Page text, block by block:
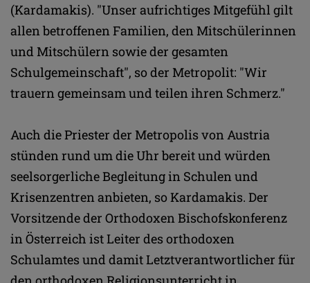
(Kardamakis). "Unser aufrichtiges Mitgefühl gilt
allen betroffenen Familien, den Mitschülerinnen
und Mitschülern sowie der gesamten
Schulgemeinschaft", so der Metropolit: "Wir
trauern gemeinsam und teilen ihren Schmerz."
Auch die Priester der Metropolis von Austria
stünden rund um die Uhr bereit und würden
seelsorgerliche Begleitung in Schulen und
Krisenzentren anbieten, so Kardamakis. Der
Vorsitzende der Orthodoxen Bischofskonferenz
in Österreich ist Leiter des orthodoxen
Schulamtes und damit Letztverantwortlicher für